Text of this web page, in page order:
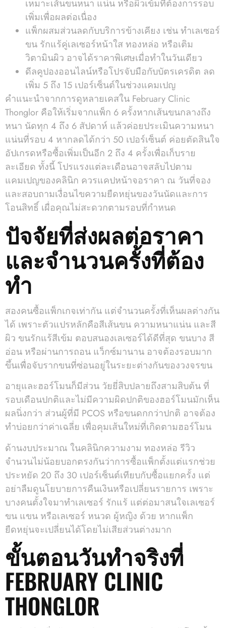
เหมาะเส้นขนหนา แน่น หรือผิวเข้มที่ต้องการรอบ
เพิ่มเพื่อผลต่อเนื่อง
แพ็กผสมส่วนลดกับบริการข้างเคียง เช่น ทำเลเซอร์
ขน รักแร้คู่เลเซอร์หน้าใส ทองหล่อ หรือเติม
วิตามินผิว อาจได้ราคาพิเศษเมื่อทำในวันเดียว
ดีลคูปองออนไลน์หรือโปรจับมือกับบัตรเครดิต ลด
เพิ่ม 5 ถึง 15 เปอร์เซ็นต์ในช่วงแคมเปญ
คำแนะนำจากการดูหลายเคสใน February Clinic
Thonglor คือให้เริ่มจากแพ็ก 6 ครั้งหากเส้นขนกลางถึง
หนา นัดทุก 4 ถึง 6 สัปดาห์ แล้วค่อยประเมินความหนา
แน่นที่รอบ 4 หากลดได้กว่า 50 เปอร์เซ็นต์ ค่อยตัดสินใจ
อัปเกรดหรือซื้อเพิ่มเป็นอีก 2 ถึง 4 ครั้งเพื่อเก็บราย
ละเอียด ทั้งนี้ โปรแรงแต่ละเดือนอาจสลับไปตาม
แคมเปญของคลินิก ควรแคปหน้าจอราคา ณ วันที่จอง
และสอบถามเงื่อนไขความยืดหยุ่นของวันนัดและการ
โอนสิทธิ์ เผื่อคุณไม่สะดวกตามรอบที่กำหนด
ปัจจัยที่ส่งผลต่อราคา
และจำนวนครั้งที่ต้อง
ทำ
สองคนซื้อแพ็กเกจเท่ากัน แต่จำนวนครั้งที่เห็นผลต่างกัน
ได้ เพราะตัวแปรหลักคือสีเส้นขน ความหนาแน่น และสี
ผิว ขนรักแร้สีเข้ม ตอบสนองเลเซอร์ได้ดีที่สุด ขนบาง สี
อ่อน หรือผ่านการถอน แว็กซ์มานาน อาจต้องรอบมาก
ขึ้นเพื่อจับรากขนที่ซ่อนอยู่ในระยะต่างกันของวงจรขน
อายุและฮอร์โมนก็มีส่วน วัยยี่สิบปลายถึงสามสิบต้น ที่
รอบเดือนปกติและไม่มีความผิดปกติของฮอร์โมนมักเห็น
ผลนิ่งกว่า ส่วนผู้ที่มี PCOS หรือขนดกกว่าปกติ อาจต้อง
ทำบ่อยกว่าค่าเฉลี่ย เพื่อคุมเส้นใหม่ที่เกิดตามฮอร์โมน
ด้านงบประมาณ ในคลินิกความงาม ทองหล่อ รีวิว
จำนวนไม่น้อยบอกตรงกันว่าการซื้อแพ็กตั้งแต่แรกช่วย
ประหยัด 20 ถึง 30 เปอร์เซ็นต์เทียบกับซื้อแยกครั้ง แต่
อย่าลืมดูนโยบายการคืนเงินหรือเปลี่ยนรายการ เพราะ
บางคนตั้งใจมาทำเลเซอร์ รักแร้ แต่ต่อมาสนใจเลเซอร์
ขน แขน หรือเลเซอร์ หนวด ผู้หญิง ด้วย หากแพ็ก
ยืดหยุ่นจะเปลี่ยนได้โดยไม่เสียส่วนต่างมาก
ขั้นตอนวันทำจริงที่
FEBRUARY CLINIC
THONGLOR